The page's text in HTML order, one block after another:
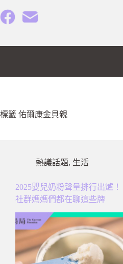
至
標籤 佑爾康金貝親
熱議話題, 生活
2025嬰兒奶粉聲量排行出爐！
社群媽媽們都在聊這些牌